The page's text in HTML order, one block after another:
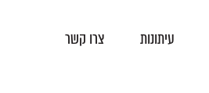
עיתונות צרו קשר